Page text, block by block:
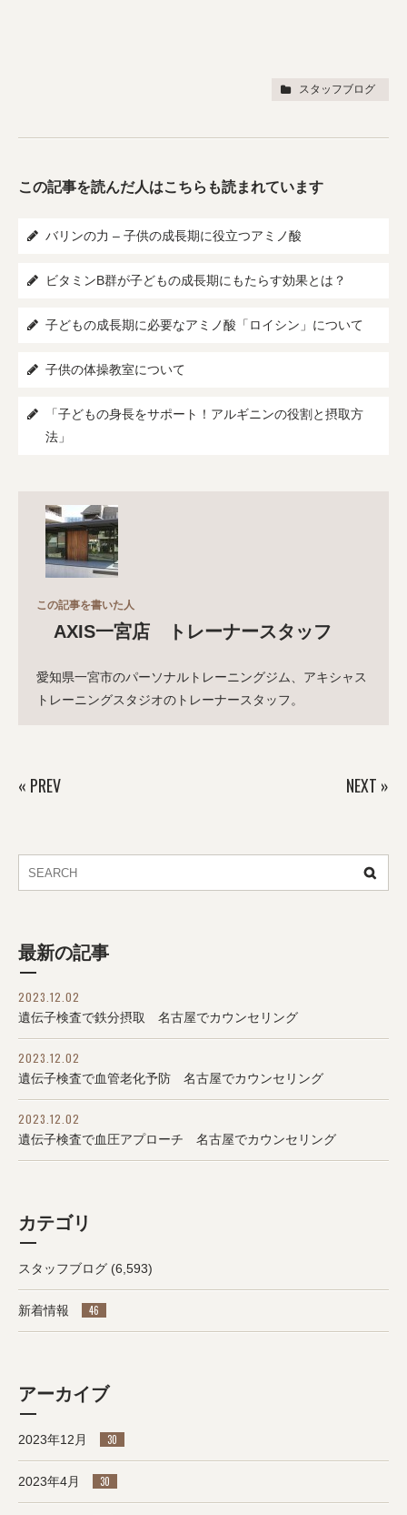
スタッフブログ
この記事を読んだ人はこちらも読まれています
バリンの力 – 子供の成長期に役立つアミノ酸
ビタミンB群が子どもの成長期にもたらす効果とは？
子どもの成長期に必要なアミノ酸「ロイシン」について
子供の体操教室について
「子どもの身長をサポート！アルギニンの役割と摂取方
法」
この記事を書いた人
AXIS一宮店 トレーナースタッフ
愛知県一宮市のパーソナルトレーニングジム、アキシャス
トレーニングスタジオのトレーナースタッフ。
« PREV NEXT »
最新の記事
2023.12.02
遺伝子検査で鉄分摂取 名古屋でカウンセリング
2023.12.02
遺伝子検査で血管老化予防 名古屋でカウンセリング
2023.12.02
遺伝子検査で血圧アプローチ 名古屋でカウンセリング
カテゴリ
スタッフブログ (6,593)
新着情報 46
アーカイブ
2023年12月 30
2023年4月 30